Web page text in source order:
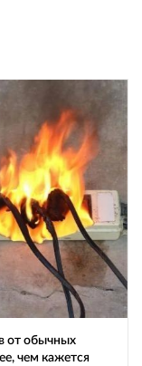
от обычных
чем кажется